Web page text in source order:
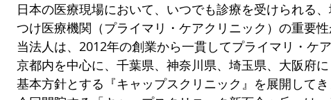
日本の医療現場において、いつでも診療を受けられる
つけ医療機関（プライマリ・ケアクリニック）の重要性
当法人は、2012年の創業から一貫してプライマリ・ケ
京都内を中心に、千葉県、神奈川県、埼玉県、大阪府
基本方針とする『キャップスクリニック』を展開してき